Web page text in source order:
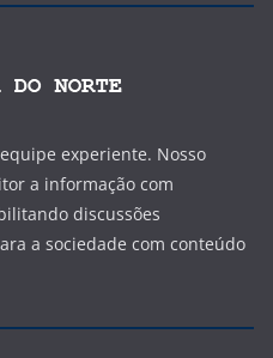
experiente. Nosso
a informação com
discussões
a sociedade com conteúdo